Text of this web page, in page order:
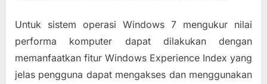
Untuk sistem operasi Windows 7 mengukur nilai
performa komputer dapat dilakukan dengan
memanfaatkan fitur Windows Experience Index yang
jelas pengguna dapat mengakses dan menggunakan